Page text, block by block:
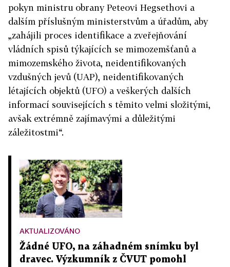
pokyn ministru obrany Peteovi Hegsethovi a
dalším příslušným ministerstvům a úřadům, aby
„zahájili proces identifikace a zveřejňování
vládních spisů týkajících se mimozemšťanů a
mimozemského života, neidentifikovaných
vzdušných jevů (UAP), neidentifikovaných
létajících objektů (UFO) a veškerých dalších
informací souvisejících s těmito velmi složitými,
avšak extrémně zajímavými a důležitými
záležitostmi“.
AKTUALIZOVÁNO
Žádné UFO, na záhadném snímku byl
dravec. Výzkumník z ČVUT pomohl